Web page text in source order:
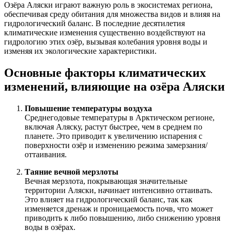
Озёра Аляски играют важную роль в экосистемах региона,
обеспечивая среду обитания для множества видов и влияя на
гидрологический баланс. В последние десятилетия
климатические изменения существенно воздействуют на
гидрологию этих озёр, вызывая колебания уровня воды и
изменяя их экологические характеристики.
Основные факторы климатических
изменений, влияющие на озёра Аляски
Повышение температуры воздуха
Среднегодовые температуры в Арктическом регионе,
включая Аляску, растут быстрее, чем в среднем по
планете. Это приводит к увеличению испарения с
поверхности озёр и изменению режима замерзания/
оттаивания.
Таяние вечной мерзлоты
Вечная мерзлота, покрывающая значительные
территории Аляски, начинает интенсивно оттаивать.
Это влияет на гидрологический баланс, так как
изменяется дренаж и проницаемость почв, что может
приводить к либо повышению, либо снижению уровня
воды в озёрах.